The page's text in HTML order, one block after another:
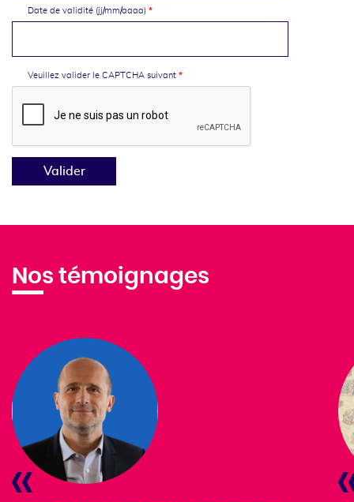
Date de validité (jj/mm/aaaa)
Veuillez valider le CAPTCHA suivant
Valider
Nos témoignages